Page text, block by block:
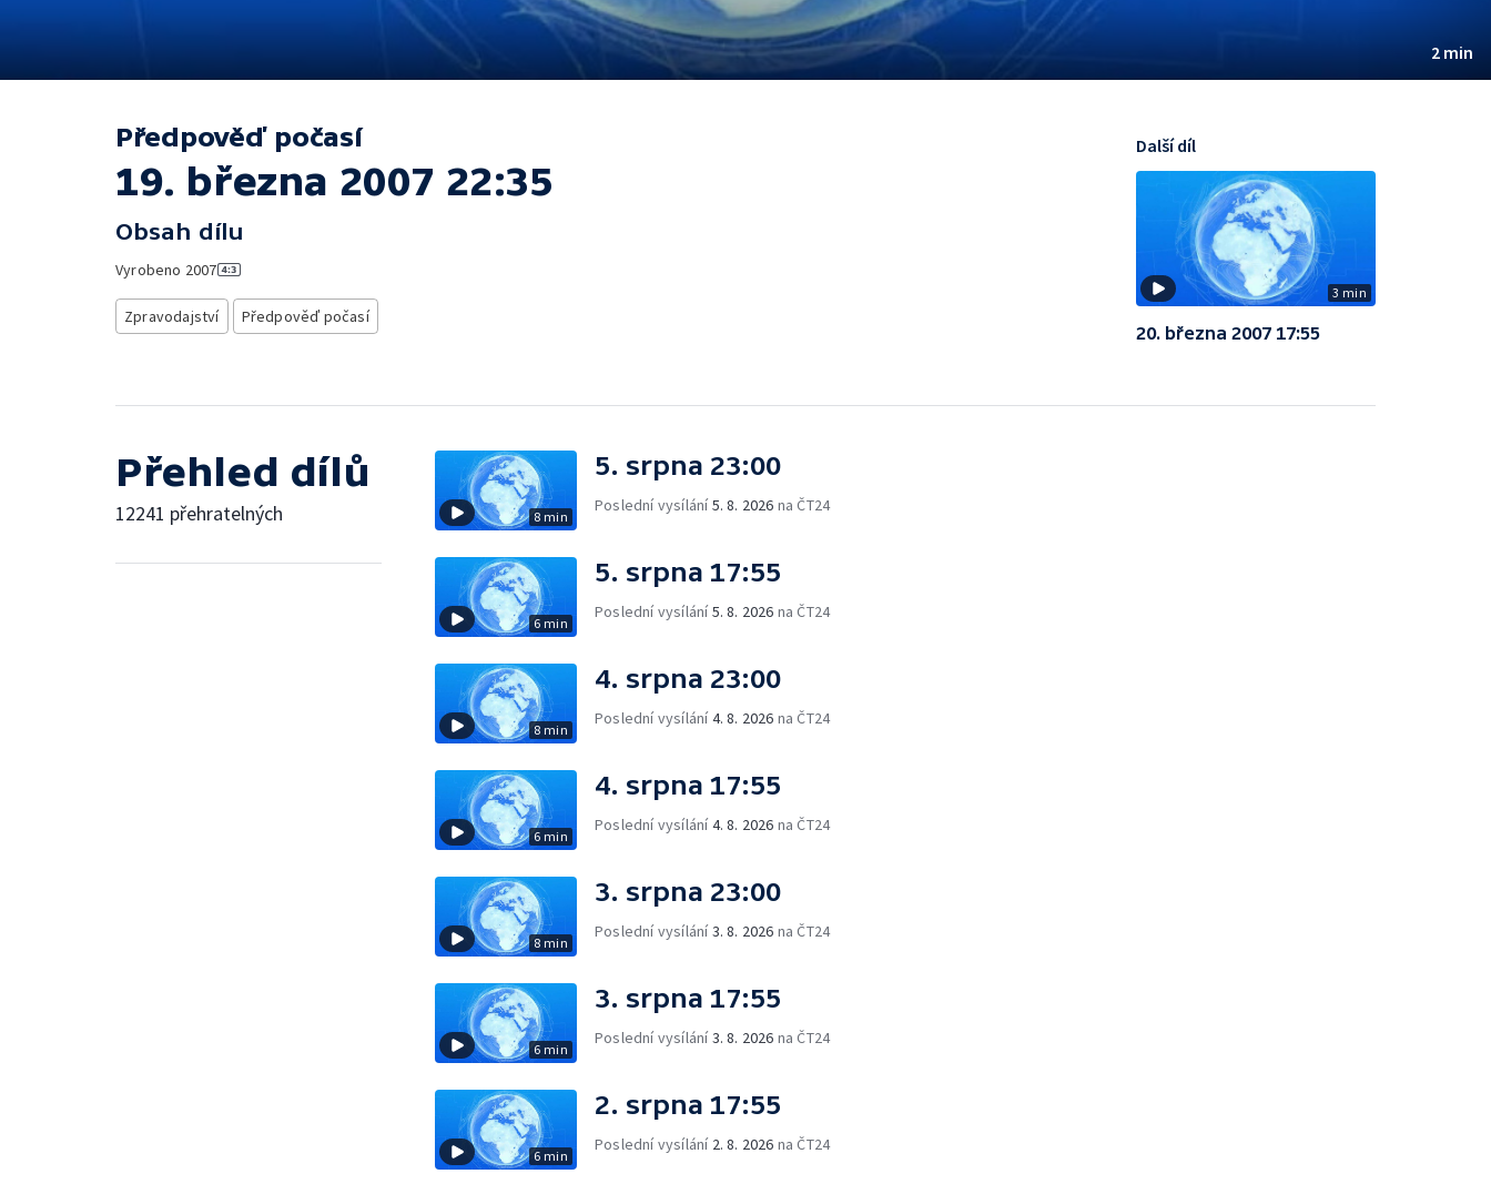
2 min
Předpověď počasí
19. března 2007 22:35
Obsah dílu
Vyrobeno 2007
Zpravodajství Předpověď počasí
3 min
Další díl
20. března 2007 17:55
Přehled dílů
12241 přehratelných 8 min
5. srpna 23:00
Poslední vysílání5. 8. 2026 na ČT24
6 min
5. srpna 17:55
Poslední vysílání5. 8. 2026 na ČT24
8 min
4. srpna 23:00
Poslední vysílání4. 8. 2026 na ČT24
6 min
4. srpna 17:55
Poslední vysílání4. 8. 2026 na ČT24
8 min
3. srpna 23:00
Poslední vysílání3. 8. 2026 na ČT24
6 min
3. srpna 17:55
Poslední vysílání3. 8. 2026 na ČT24
6 min
2. srpna 17:55
Poslední vysílání 2. 8. 2026 na ČT24